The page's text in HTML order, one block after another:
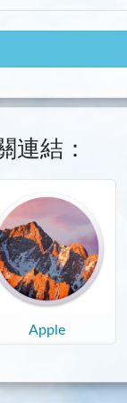
連結：
Apple